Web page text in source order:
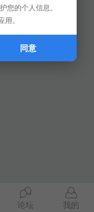
论坛 我的
您的个人信息。
。
同意